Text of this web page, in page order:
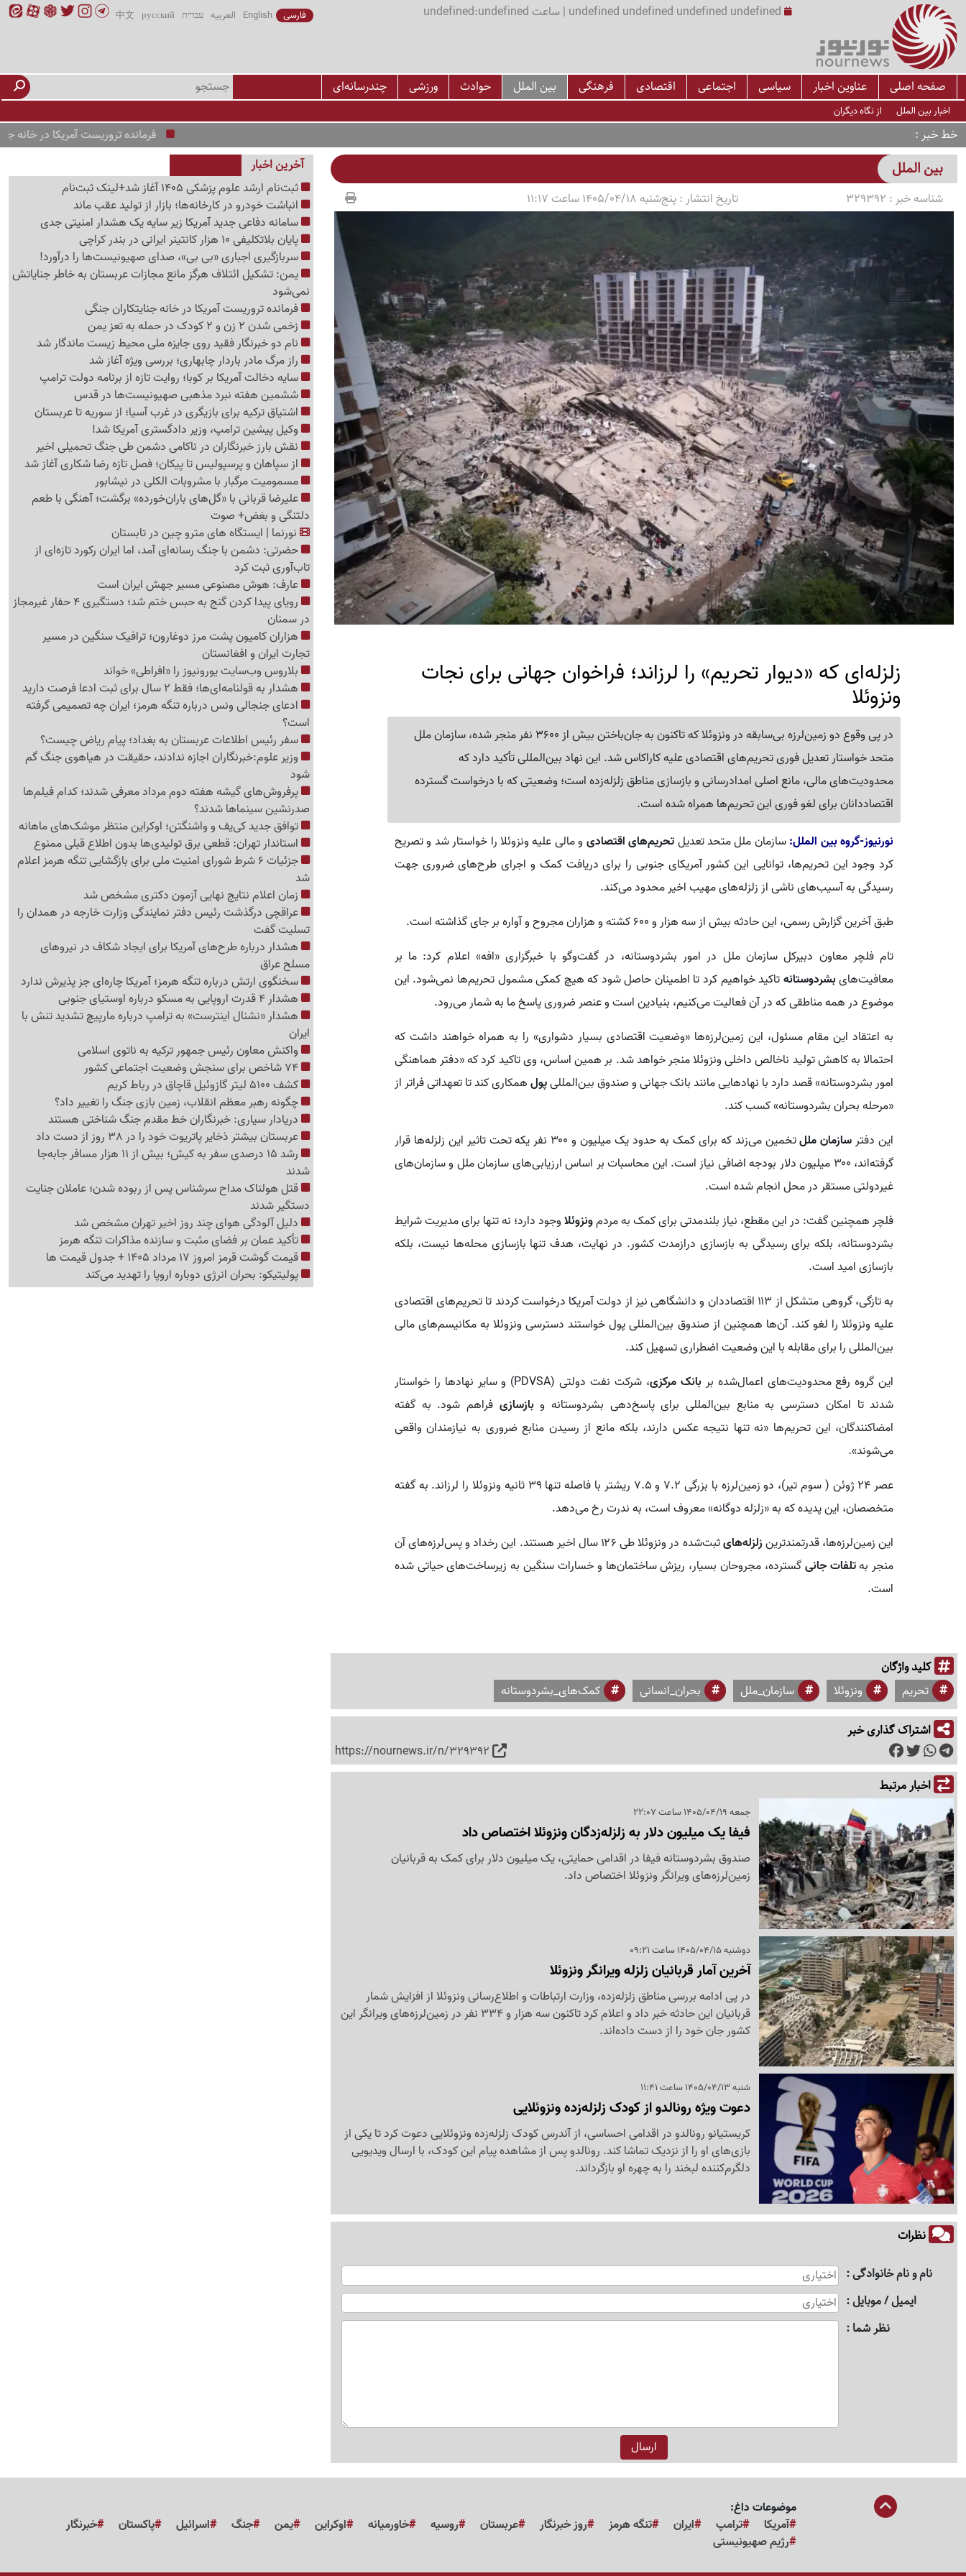
undefined undefined undefined undefined | ساعت undefined:undefined فارسی English العربیه עברית русский
中文
صفحه اصلی عناوین اخبار سیاسی اجتماعی اقتصادی فرهنگی بین الملل حوادث ورزشی چندرسانه‌ای
اخبار بین الملل از نگاه دیگران
خط خبر فرمانده تروریست آمریکا در خانه
بین الملل
شناسه خبر : 329392 تاریخ انتشار :پنج‌شنبه 1405/04/18 ساعت 11:17
زلزله‌ای که «دیوار تحریم» را لرزاند؛ فراخوان جهانی برای نجات
ونزوئلا
در پی وقوع دو زمین‌لرزه بی‌سابقه در ونزوئلا که تاکنون به جان‌باختن بیش از 3600 نفر منجر شده، سازمان ملل
متحد خواستار تعدیل فوری تحریم‌های اقتصادی علیه کاراکاس شد. این نهاد بین‌المللی تأکید دارد که
محدودیت‌های مالی، مانع اصلی امدادرسانی و بازسازی مناطق زلزله‌زده است؛ وضعیتی که با درخواست گسترده
اقتصاددانان برای لغو فوری این تحریم‌ها همراه شده است.
نورنیوز-گروه بین الملل:سازمان ملل متحد تعدیلتحریم‌های اقتصادی و مالی علیه ونزوئلا را خواستار شد و تصریح
کرد وجود این تحریم‌ها، توانایی این کشور آمریکای جنوبی را برای دریافت کمک و اجرای طرح‌های ضروری جهت
رسیدگی به آسیب‌های ناشی از زلزله‌های مهیب اخیر محدود می‌کند.
طبق آخرین گزارش رسمی، این حادثه بیش از سه هزار و ۶۰۰ کشته و هزاران مجروح و آواره بر جای گذاشته است.
تام فلچر معاون دبیرکل سازمان ملل در امور بشردوستانه، در گفت‌وگو با خبرگزاری «افه» اعلام کرد: ما بر
معافیت‌هایبشردوستانهتاکید خواهیم کرد تا اطمینان حاصل شود که هیچ کمکی مشمول تحریم‌ها نمی‌شود. این
موضوع در همه مناطقی که در آن فعالیت می‌کنیم، بنیادین است و عنصر ضروری پاسخ ما به شمار می‌رود.
به اعتقاد این مقام مسئول، این زمین‌لرزه‌ها «وضعیت اقتصادی بسیار دشواری» را به همراه خواهند داشت که
احتمالا به کاهش تولید ناخالص داخلی ونزوئلا منجر خواهد شد. بر همین اساس، وی تاکید کرد که «دفتر هماهنگی
امور بشردوستانه» قصد دارد با نهادهایی مانند بانک جهانی و صندوق بین‌المللیپولهمکاری کند تا تعهداتی فراتر از
«مرحله بحران بشردوستانه» کسب کند.
این دفترسازمان ملل
تخمین می‌زند که برای کمک به حدود یک میلیون و ۳۰۰ نفر یکه تحت تاثیر این زلزله‌ها قرار
گرفته‌اند، ۳۰۰ میلیون دلار بودجه اضافی نیاز است. این محاسبات بر اساس ارزیابی‌های سازمان ملل و سازمان‌های
غیردولتی مستقر در محل انجام شده است.
فلچر همچنین گفت: در این مقطع، نیاز بلندمدتی برای کمک به مردمونزوئلاوجود دارد؛ نه تنها برای مدیریت شرایط
بشردوستانه، بلکه برای رسیدگی به بازسازی درازمدت کشور. در نهایت، هدف تنها بازسازی محله‌ها نیست، بلکه
بازسازی امید است.
به تازگی، گروهی متشکل از ۱۱۳ اقتصاددان و دانشگاهی نیز از دولت آمریکا درخواست کردند تا تحریم‌های اقتصادی
علیه ونزوئلا را لغو کند. آن‌ها همچنین از صندوق بین‌المللی پول خواستند دسترسی ونزوئلا به مکانیسم‌های مالی
بین‌المللی را برای مقابله با این وضعیت اضطراری تسهیل کند.
این گروه رفع محدودیت‌های اعمال‌شده بر بانک مرکزی
، شرکت نفت دولتی (PDVSA) و سایر نهادها را خواستار
شدند تا امکان دسترسی به منابع بین‌المللی برای پاسخ‌دهی بشردوستانه وبازسازیفراهم شود. به گفته
امضاکنندگان، این تحریم‌ها «نه تنها نتیجه عکس دارند، بلکه مانع از رسیدن منابع ضروری به نیازمندان واقعی
می‌شوند».
عصر ۲۴ ژوئن ( سوم تیر)، دو زمین‌لرزه با بزرگی ۷.۲ و ۷.۵ ریشتر با فاصله تنها ۳۹ ثانیه ونزوئلا را لرزاند. به گفته
متخصصان، این پدیده که به «زلزله دوگانه» معروف است، به ندرت رخ می‌دهد.
این زمین‌لرزه‌ها، قدرتمندترینزلزله‌های
ثبت‌شده در ونزوئلا طی ۱۲۶ سال اخیر هستند. این رخداد و پس‌لرزه‌های آن
منجر بهتلفات جانیگسترده، مجروحان بسیار، ریزش ساختمان‌ها و خسارات سنگین به زیرساخت‌های حیاتی شده
است.
کلید واژگان
تحریم ونزوئلا سازمان_ملل بحران_انسانی کمک‌های_بشردوستانه
اشتراک گذاری خبر
https://nournews.ir/n/329392
اخبار مرتبط
جمعه 1405/04/19 ساعت 22:07
فیفا یک میلیون دلار به زلزله‌زدگان ونزوئلا اختصاص داد
صندوق بشردوستانه فیفا در اقدامی حمایتی، یک میلیون دلار برای کمک به قربانیان
زمین‌لرزه‌های ویرانگر ونزوئلا اختصاص داد.
دوشنبه 1405/04/15 ساعت 09:21
آخرین آمار قربانیان زلزله ویرانگر ونزوئلا
در پی ادامه بررسی مناطق زلزله‌زده، وزارت ارتباطات و اطلاع‌رسانی ونزوئلا از افزایش شمار
قربانیان این حادثه خبر داد و اعلام کرد تاکنون سه هزار و 334 نفر در زمین‌لرزه‌های ویرانگر این
کشور جان خود را از دست داده‌اند.
شنبه 1405/04/13 ساعت 11:41
دعوت ویژه رونالدو از کودک زلزله‌زده ونزوئلایی
کریستیانو رونالدو در اقدامی احساسی، از آندرس کودک زلزله‌زده ونزوئلایی دعوت کرد تا یکی از
بازی‌های او را از نزدیک تماشا کند. رونالدو پس از مشاهده پیام این کودک، با ارسال ویدیویی
دلگرم‌کننده لبخند را به چهره او بازگرداند.
نظرات
نام و نام خانوادگی
ایمیل / موبایل
نظر شما
آخرین اخبار
ثبت‌نام ارشد علوم پزشکی 1405 آغاز شد+لینک ثبت‌نام
انباشت خودرو در کارخانه‌ها؛ بازار از تولید عقب ماند
سامانه دفاعی جدید آمریکا زیر سایه یک هشدار امنیتی جدی
پایان بلاتکلیفی 10 هزار کانتینر ایرانی در بندر کراچی
سربازگیری اجباری «بی بی»، صدای صهیونیست‌ها را درآورد!
یمن: تشکیل ائتلاف هرگز مانع مجازات عربستان به خاطر جنایاتش
نمی‌شود
فرمانده تروریست آمریکا در خانه جنایتکاران جنگی
زخمی شدن 2 زن و 2 کودک در حمله به تعز یمن
نام دو خبرنگار فقید روی جایزه ملی محیط زیست ماندگار شد
راز مرگ مادر باردار چابهاری؛ بررسی ویژه آغاز شد
سایه دخالت آمریکا بر کوبا؛ روایت تازه از برنامه دولت ترامپ
ششمین هفته نبرد مذهبی صهیونیست‌ها در قدس
اشتیاق ترکیه برای بازیگری در غرب آسیا؛ از سوریه تا عربستان
وکیل پیشین ترامپ، وزیر دادگستری آمریکا شد!
نقش بارز خبرنگاران در ناکامی دشمن طی جنگ تحمیلی اخیر
از سپاهان و پرسپولیس تا پیکان؛ فصل تازه رضا شکاری آغاز شد
مسمومیت مرگبار با مشروبات الکلی در نیشابور
علیرضا قربانی با «گل‌های باران‌خورده» برگشت؛ آهنگی با طعم
دلتنگی و بغض+ صوت
نورنما | ایستگاه های مترو چین در تابستان
حضرتی: دشمن با جنگ رسانه‌ای آمد، اما ایران رکورد تازه‌ای از
تاب‌آوری ثبت کرد
عارف: هوش مصنوعی مسیر جهش ایران است
رویای پیدا کردن گنج به حبس ختم شد؛ دستگیری 4 حفار غیرمجاز
در سمنان
هزاران کامیون پشت مرز دوغارون؛ ترافیک سنگین در مسیر
تجارت ایران و افغانستان
بلاروس وب‌سایت یورونیوز را «افراطی» خواند
هشدار به قولنامه‌ای‌ها؛ فقط 2 سال برای ثبت ادعا فرصت دارید
ادعای جنجالی ونس درباره تنگه هرمز؛ ایران چه تصمیمی گرفته
است؟
سفر رئیس اطلاعات عربستان به بغداد؛ پیام ریاض چیست؟
وزیر علوم:خبرنگاران اجازه ندادند، حقیقت در هیاهوی جنگ گم
شود
پرفروش‌های گیشه هفته دوم مرداد معرفی شدند؛ کدام فیلم‌ها
صدرنشین سینماها شدند؟
توافق جدید کی‌یف و واشنگتن؛ اوکراین منتظر موشک‌های ماهانه
استاندار تهران: قطعی برق تولیدی‌ها بدون اطلاع قبلی ممنوع
جزئیات 6 شرط شورای امنیت ملی برای بازگشایی تنگه هرمز اعلام
شد
زمان اعلام نتایج نهایی آزمون دکتری مشخص شد
عراقچی درگذشت رئیس دفتر نمایندگی وزارت خارجه در همدان را
تسلیت گفت
هشدار درباره طرح‌های آمریکا برای ایجاد شکاف در نیروهای
مسلح عراق
سخنگوی ارتش درباره تنگه هرمز؛ آمریکا چاره‌ای جز پذیرش ندارد
هشدار 4 قدرت اروپایی به مسکو درباره اوستیای جنوبی
هشدار «نشنال اینترست» به ترامپ درباره مارپیچ تشدید تنش با
ایران
واکنش معاون رئیس جمهور ترکیه به ناتوی اسلامی
کشف 5100 لیتر گازوئیل قاچاق در رباط کریم
چگونه رهبر معظم انقلاب، زمین بازی جنگ را تغییر داد؟
دریادار سیاری: خبرنگاران خط مقدم جنگ شناختی هستند
عربستان بیشتر ذخایر پاتریوت خود را در 38 روز از دست داد
رشد 15 درصدی سفر به کیش؛ بیش از 11 هزار مسافر جابه‌جا
شدند
قتل هولناک مداح سرشناس پس از ربوده شدن؛ عاملان جنایت
دستگیر شدند
دلیل آلودگی هوای چند روز اخیر تهران مشخص شد
تأکید عمان بر فضای مثبت و سازنده مذاکرات تنگه هرمز
قیمت گوشت قرمز امروز 17 مرداد 1405 + جدول قیمت ها
پولیتیکو: بحران انرژی دوباره اروپا را تهدید می‌کند
موضوعات داغ:
آمریکا
ترامپ ایران تنگه هرمز روز خبرنگار عربستان روسیه خاورمیانه اوکراین یمن جنگ اسرائیل پاکستان
خبرنگار
رژیم صهیونیستی